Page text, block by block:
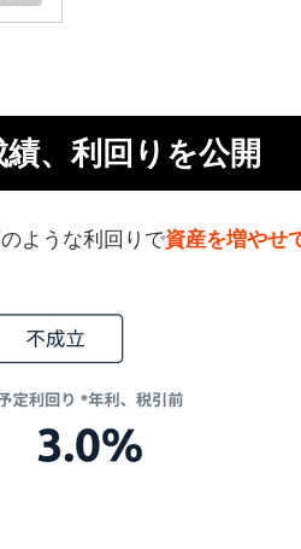
、利回りを公開
ような利回りで資産を増やせ